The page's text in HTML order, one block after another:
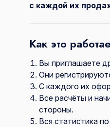
с каждой их
Как это
Вы приглашаете
Они
С каждого их
Все расчёты и
стороны.
Вся статистика